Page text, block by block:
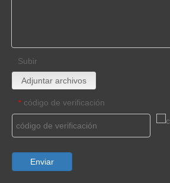
Subir
Adjuntar archivos
* código de verificación
Enviar